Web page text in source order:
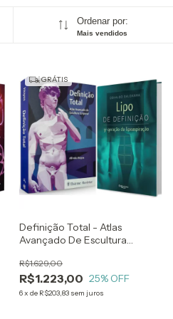
Ordenar por:
Mais vendidos
GRÁTIS
Definição Total - Atlas
Avançado De Escultura
Atlas De Definição 3ª Geração
Da Lipoaspiração - Osvaldo
Saldanha
R$1.223,00
R$1.629,00
25% OFF
6x de R$203,83 sem juros